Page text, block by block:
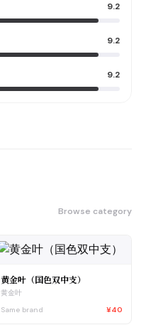
9.2
9.2
9.2
Browse category
黄金叶（国色双中支）
黄金叶
Same brand
¥40